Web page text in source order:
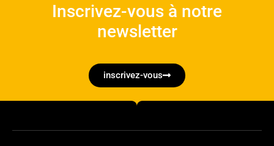
Inscrivez-vous à notre
newsletter
inscrivez-vous